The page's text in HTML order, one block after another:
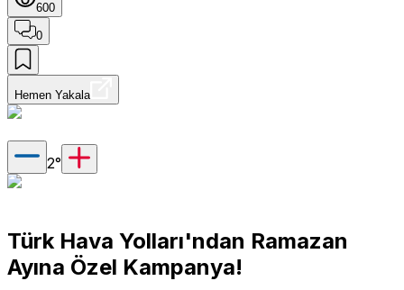
600
0
Hemen Yakala
2°
Türk Hava Yolları'ndan Ramazan
Ayına Özel Kampanya!